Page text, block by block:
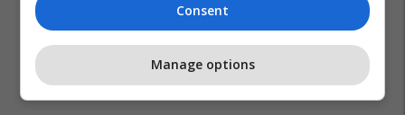
Consent
Manage options